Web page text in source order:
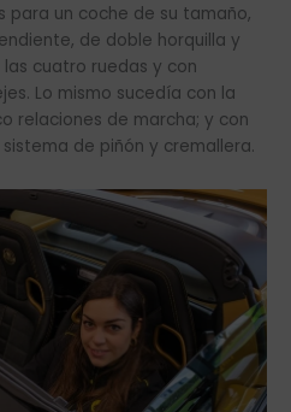
para un coche de su tamaño,
de doble horquilla y
cuatro ruedas y con
Lo mismo sucedía con la
relaciones de marcha; y con
de piñón y cremallera.